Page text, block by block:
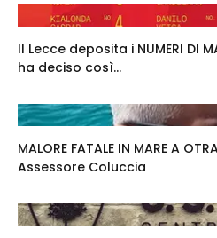
Il Lecce deposita i NUMERI DI
ha deciso così...
MALORE FATALE IN MARE A
Assessore Coluccia